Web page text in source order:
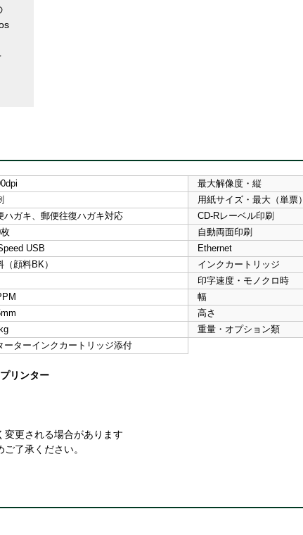
最大解像度・縦
用紙サイズ・最大（単票）
ハガキ、郵便往復ハガキ対応 CD-Rレーベル印刷
自動両面印刷
USB Ethernet
（顔料BK） インクカートリッジ
印字速度・モノクロ時
幅
高さ
重量・オプション類
ーターインクカートリッジ添付
リンター
更される場合があります
了承ください。